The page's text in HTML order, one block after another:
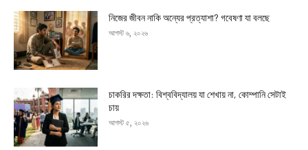
নিজের জীবন নাকি অন্যের প্রত্যাশা? গবেষণা যা বলছে
আগস্ট ৬, ২০২৬
চাকরির দক্ষতা: বিশ্ববিদ্যালয় যা শেখায় না, কোম্পানি সেটাই
চায়
আগস্ট ৫, ২০২৬